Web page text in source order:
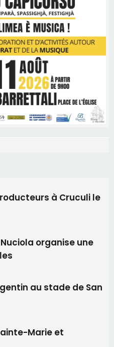
à Cruculi le